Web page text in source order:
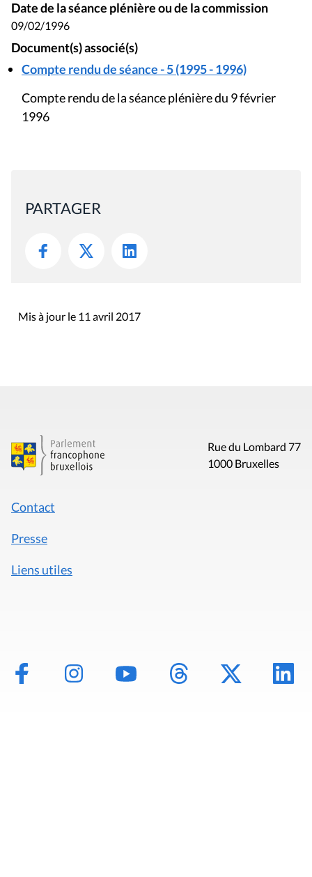
Date de la séance plénière ou de la commission
09/02/1996
Document(s) associé(s)
Compte rendu de séance - 5 (1995 - 1996)
Compte rendu de la séance plénière du 9 février
1996
PARTAGER
Mis à jour le 11 avril 2017
Rue du Lombard 77
1000 Bruxelles
Contact
Presse
Liens utiles